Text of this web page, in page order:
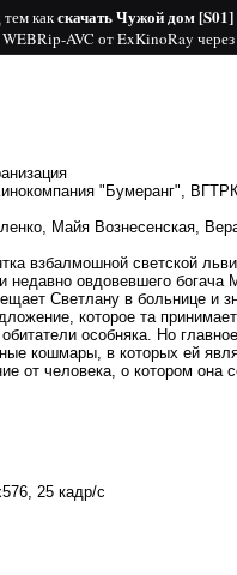
какскачать Чужой дом
AVC от ExKinoRay
"Бумеранг",
Майя Вознесенская,
взбалмошной светской
недавно овдовевшего
Светлану в больнице
которое та
особняка. Но
кошмары, в которых ей
от человека, о котором она
25 кадр/с